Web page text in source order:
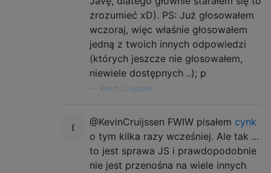
zrozumieć xD). PS: Już głosowałem
wczoraj, więc właśnie głosowałem
jedną z twoich innych odpowiedzi
(których jeszcze nie głosowałem,
niewiele dostępnych ..); p
Kevin Cruijssen
@KevinCruijssen FWIW pisałem cynk
o tym kilka razy wcześniej. Ale tak ...
to jest sprawa JS i prawdopodobnie
nie jest przenośna na wiele innych